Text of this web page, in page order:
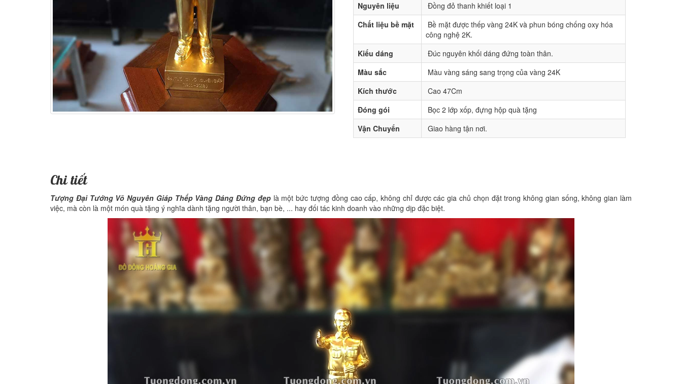
Nguyên liệu
Đồng đỏ thanh khiết loại 1
Chất liệu bề mặt
Bề mặt được thếp vàng 24K và phun bóng chống oxy hóa
công nghệ 2K.
Kiểu dáng
Đúc nguyên khối dáng đứng toàn thân.
Màu sắc
Màu vàng sáng sang trọng của vàng 24K
Kích thước
Cao 47Cm
Đóng gói
Bọc 2 lớp xốp, đựng hộp quà tặng
Vận Chuyển
Giao hàng tận nơi.
Chi tiết
Tượng Đại Tướng Võ Nguyên Giáp Thếp Vàng Dáng Đứng đẹplà một bức tượng đồng cao cấp, không chỉ được các gia chủ chọn đặt trong không gian sống, không gian làm
việc, mà còn là một món quà tặng ý nghĩa dành tặng người thân, bạn bè, ... hay đối tác kinh doanh vào những dịp đặc biệt.